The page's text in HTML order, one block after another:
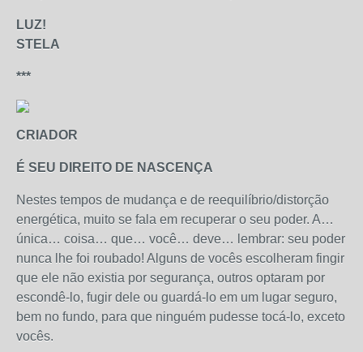
LUZ!
STELA
***
CRIADOR
É SEU DIREITO DE NASCENÇA
Nestes tempos de mudança e de reequilíbrio/distorção
energética, muito se fala em recuperar o seu poder. A…
única… coisa… que… você… deve… lembrar: seu poder
nunca lhe foi roubado! Alguns de vocês escolheram fingir
que ele não existia por segurança, outros optaram por
escondê-lo, fugir dele ou guardá-lo em um lugar seguro,
bem no fundo, para que ninguém pudesse tocá-lo, exceto
vocês.